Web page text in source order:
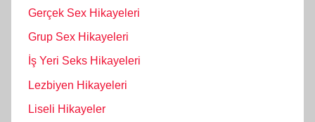
Gerçek Sex Hikayeleri
Grup Sex Hikayeleri
İş Yeri Seks Hikayeleri
Lezbiyen Hikayeleri
Liseli Hikayeler